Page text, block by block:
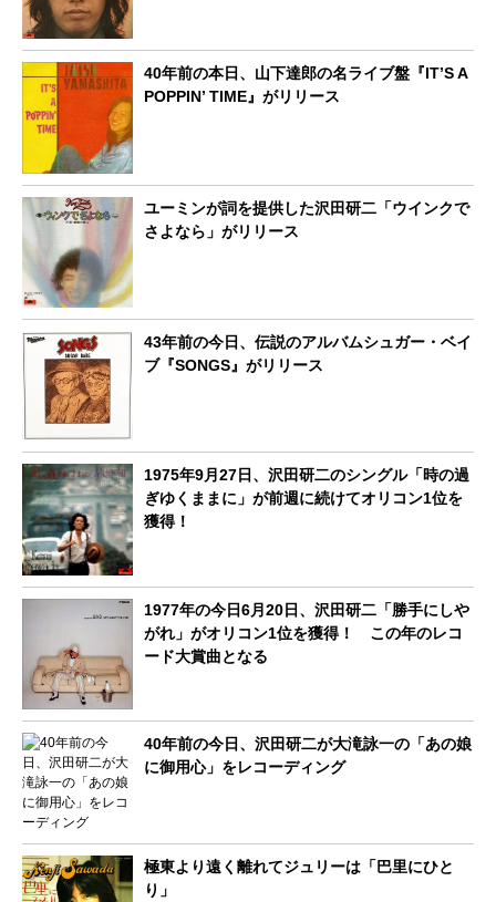
40年前の本日、山下達郎の名ライブ盤『IT’S A
POPPIN’ TIME』がリリース
ユーミンが詞を提供した沢田研二「ウインクで
さよなら」がリリース
43年前の今日、伝説のアルバムシュガー・ベイ
ブ『SONGS』がリリース
1975年9月27日、沢田研二のシングル「時の過
ぎゆくままに」が前週に続けてオリコン1位を
獲得！
1977年の今日6月20日、沢田研二「勝手にしや
がれ」がオリコン1位を獲得！ この年のレコ
ード大賞曲となる
40年前の今日、沢田研二が大滝詠一の「あの娘
に御用心」をレコーディング
極東より遠く離れてジュリーは「巴里にひと
り」